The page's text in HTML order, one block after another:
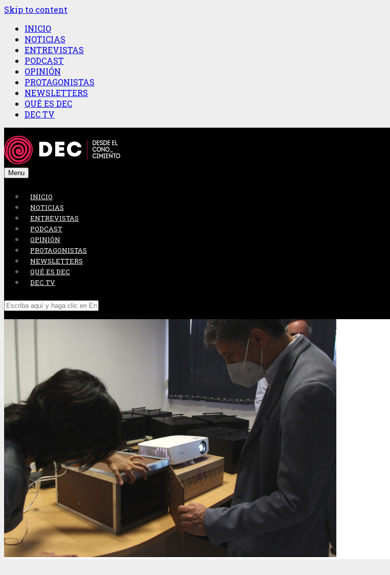
Skip to content
INICIO
NOTICIAS
ENTREVISTAS
PODCAST
OPINIÓN
PROTAGONISTAS
NEWSLETTERS
QUÉ ES DEC
DEC TV
Menu
INICIO
NOTICIAS
ENTREVISTAS
PODCAST
OPINIÓN
PROTAGONISTAS
NEWSLETTERS
QUÉ ES DEC
DEC TV